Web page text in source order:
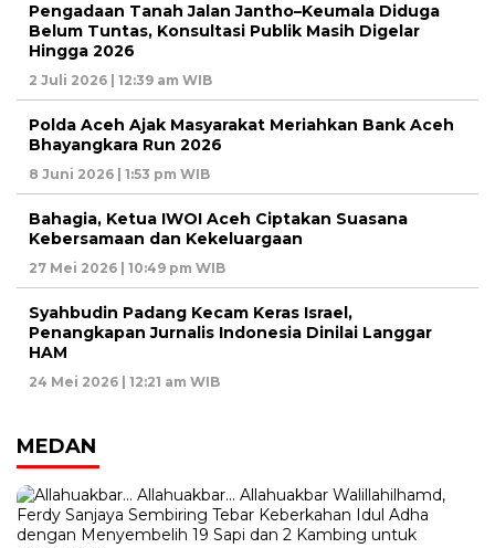
Pengadaan Tanah Jalan Jantho–Keumala Diduga
Belum Tuntas, Konsultasi Publik Masih Digelar
Hingga 2026
2 Juli 2026 | 12:39 am WIB
Polda Aceh Ajak Masyarakat Meriahkan Bank Aceh
Bhayangkara Run 2026
8 Juni 2026 | 1:53 pm WIB
Bahagia, Ketua IWOI Aceh Ciptakan Suasana
Kebersamaan dan Kekeluargaan
27 Mei 2026 | 10:49 pm WIB
Syahbudin Padang Kecam Keras Israel,
Penangkapan Jurnalis Indonesia Dinilai Langgar
HAM
24 Mei 2026 | 12:21 am WIB
MEDAN